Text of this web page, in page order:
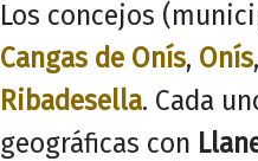
Los concejos
Cangas de Onís, Onís,
Ribadesella. Cada
geográficas con